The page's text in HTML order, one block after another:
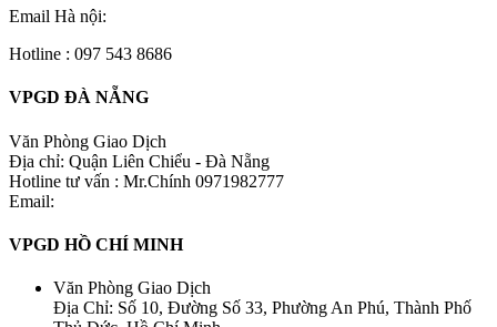
Email Hà nội:
Hotline : 097 543 8686
VPGD ĐÀ NẴNG
Văn Phòng Giao Dịch
Địa chỉ: Quận Liên Chiểu - Đà Nẵng
Hotline tư vấn : Mr.Chính 0971982777
Email:
VPGD HỒ CHÍ MINH
Văn Phòng Giao Dịch
Địa Chỉ: Số 10, Đường Số 33, Phường An Phú, Thành Phố